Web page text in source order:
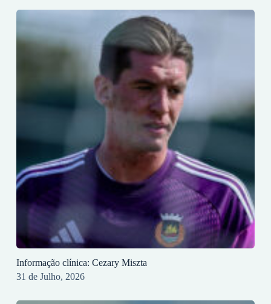
Informação clínica: Cezary Miszta
31 de Julho, 2026